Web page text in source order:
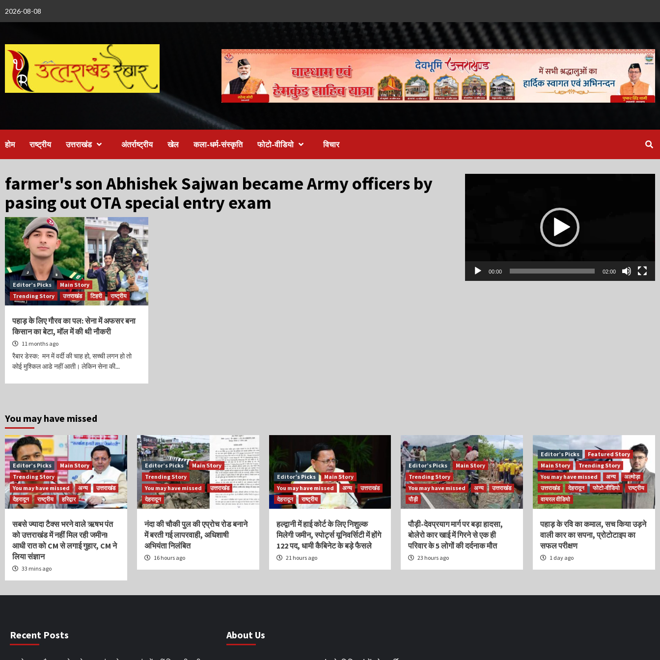
2026-08-08
होम राष्ट्रीय उत्तराखंड अंतर्राष्ट्रीय खेल कला-धर्म-संस्कृति फोटो-वीडियो विचार
farmer's son Abhishek Sajwan became Army officers by
pasing out OTA special entry exam
Editor’s Picks
Main Story
Trending Story
उत्तराखंड टिहरी राष्ट्रीय
पहाड़ के लिए गौरव का पल: सेना में अफसर बना
किसान का बेटा, मॉल में की थी नौकरी
11 months ago
रैबार डेस्क: मन में वर्दी की चाह हो, सच्ची लगन हो तो
कोई मुश्किल आडे नहीं आती। लेकिन सेना की...
00:00 02:00
You may have missed
Editor’s Picks
Main Story
Trending Story
You may have missed
अन्य
उत्तराखंड
देहरादून
राष्ट्रीय हरिद्वार
सबसे ज्यादा टैक्स भरने वाले ऋषभ पंत
को उत्तराखंड में नहीं मिल रही जमीन!
आधी रात को CM से लगाई गुहार, CM ने
लिया संज्ञान
33 mins ago
Editor’s Picks
Main Story
Trending Story
You may have missed
उत्तराखंड
देहरादून
नंदा की चौकी पुल की एप्रोच रोड बनाने
में बरती गई लापरवाही, अधिशाषी
अभियंता निलंबित
16 hours ago
Editor’s Picks
Main Story
You may have missed
अन्य
उत्तराखंड
देहरादून
राष्ट्रीय
हल्द्वानी में हाई कोर्ट के लिए निशुल्क
मिलेगी जमीन, स्पोर्ट्स यूनिवर्सिटी में होंगे
122 पद, धामी कैबिनेट के बड़े फैसले
21 hours ago
Editor’s Picks
Main Story
Trending Story
You may have missed
अन्य
उत्तराखंड
पौड़ी
पौड़ी-देवप्रयाग मार्ग पर बड़ा हादसा,
बोलेरो कार खाई में गिरने से एक ही
परिवार के 5 लोगों की दर्दनाक मौत
23 hours ago
Editor’s Picks
Featured Story
Main Story
Trending Story
You may have missed
अन्य
अल्मोड़ा
उत्तराखंड
देहरादून फोटो-वीडियो
राष्ट्रीय
वायरल वीडियो
पहाड़ के रवि का कमाल, सच किया उड़ने
वाली कार का सपना, प्रोटोटाइप का
सफल परीक्षण
1 day ago
Recent Posts About Us